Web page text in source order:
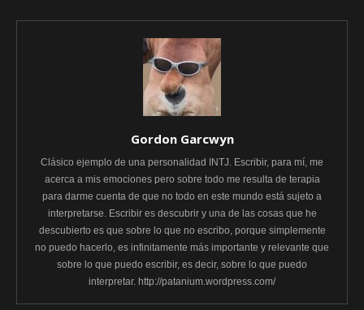
Gordon Garcwyn
Clásico ejemplo de una personalidad INTJ. Escribir, para mí, me
acerca a mis emociones pero sobre todo me resulta de terapia
para darme cuenta de que no todo en este mundo está sujeto a
interpretarse. Escribir es descubrir y una de las cosas que he
descubierto es que sobre lo que no escribo, porque simplemente
no puedo hacerlo, es infinitamente más importante y relevante que
sobre lo que puedo escribir, es decir, sobre lo que puedo
interpretar. http://patanium.wordpress.com/